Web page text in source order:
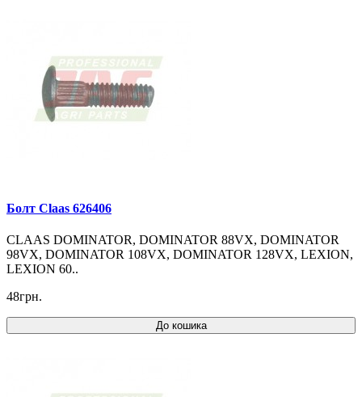
Болт Claas 626406
CLAAS DOMINATOR, DOMINATOR 88VX, DOMINATOR
98VX, DOMINATOR 108VX, DOMINATOR 128VX, LEXION,
LEXION 60..
48грн.
До кошика